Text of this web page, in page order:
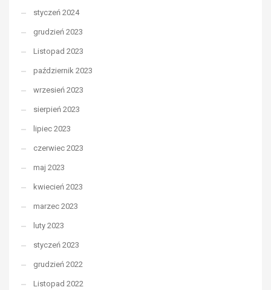
styczeń 2024
grudzień 2023
Listopad 2023
październik 2023
wrzesień 2023
sierpień 2023
lipiec 2023
czerwiec 2023
maj 2023
kwiecień 2023
marzec 2023
luty 2023
styczeń 2023
grudzień 2022
Listopad 2022